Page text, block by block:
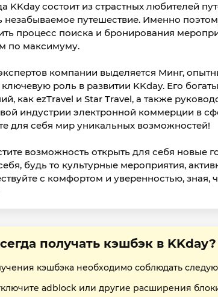
KKday состоит из страстных любителей
незабываемое путешествие. Именно
процесс поиска и бронирования
по максимуму.
компании выделяется Минг,
роль в развитии KKday. Его
как ezTravel и Star Travel, а также
индустрии электронной коммерции в
для себя мир уникальных возможностей!
возможность открыть для себя новые
будь то культурные мероприятия,
с комфортом и уверенностью, зная,
получать кэшбэк в KKday?
кэшбэка необходимо соблюдать
adblock или другие расширения